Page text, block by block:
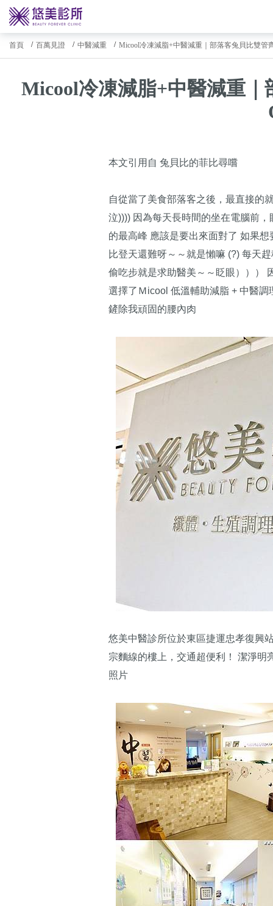
首頁 百萬見證 中醫減重 Micool冷凍減脂+中醫減重｜部落客兔貝比雙管
Micool冷凍減脂+中醫減重
本文引用自 兔貝比的菲比尋嚐
自從當了美食部落客之後，最直接的
泣)))) 因為每天長時間的坐在電腦前
的最高峰 應該是要出來面對了 如果
比登天還難呀～～就是懶嘛 (?) 每天
偷吃步就是求助醫美～～眨眼）））
選擇了Ｍicool 低溫輔助減脂 + 中醫
鏟除我頑固的腰內肉
悠美中醫診所位於東區捷運忠孝復興
宗麵線的樓上，交通超便利！ 潔淨明
照片